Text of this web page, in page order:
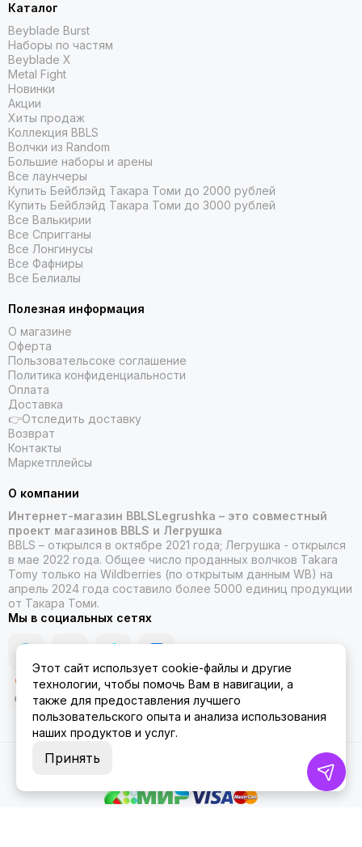
Каталог
Beyblade Burst
Наборы по частям
Beyblade X
Metal Fight
Новинки
Акции
Хиты продаж
Коллекция BBLS
Волчки из Random
Большие наборы и арены
Все лаунчеры
Купить Бейблэйд Такара Томи до 2000 рублей
Купить Бейблэйд Такара Томи до 3000 рублей
Все Валькирии
Все Спригганы
Все Лонгинусы
Все Фафниры
Все Белиалы
Полезная информация
О магазине
Оферта
Пользовательсоке соглашение
Политика конфиденциальности
Оплата
Доставка
👉Отследить доставку
Возврат
Контакты
Маркетплейсы
О компании
Интернет-магазин BBLSLegrushka – это совместный
проект магазинов BBLS и Легрушка
BBLS – открылся в октябре 2021 года; Легрушка - открылся
в мае 2022 года. Общее число проданных волчков Takara
Tomy только на Wildberries (по открытым данным WB) на
апрель 2024 года составило более 5000 единиц продукции
от Такара Томи.
Мы в социальных сетях
2026 © ББЛСЛегрушка.
Этот сайт использует cookie-файлы и другие
технологии, чтобы помочь Вам в навигации, а
также для предоставления лучшего
пользовательского опыта и анализа использования
наших продуктов и услуг.
Принять